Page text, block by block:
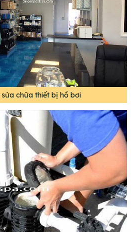
chữa thiết bị hồ bơi